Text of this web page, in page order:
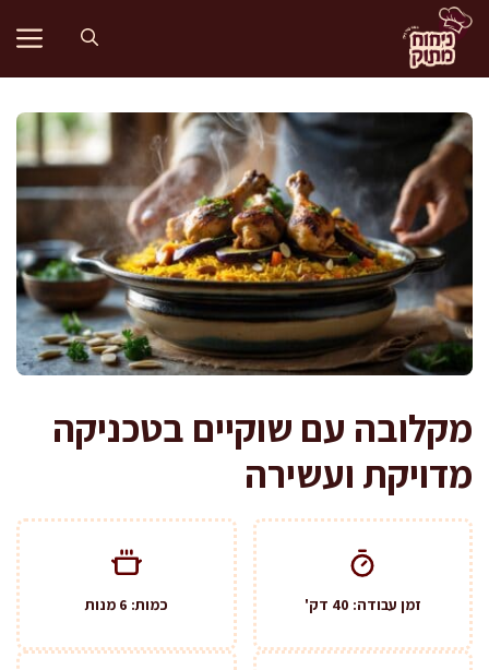
לדלג
לתוכן
מקלובה עם שוקיים בטכניקה
מדויקת ועשירה
זמן עבודה: 40 דק' כמות: 6 מנות